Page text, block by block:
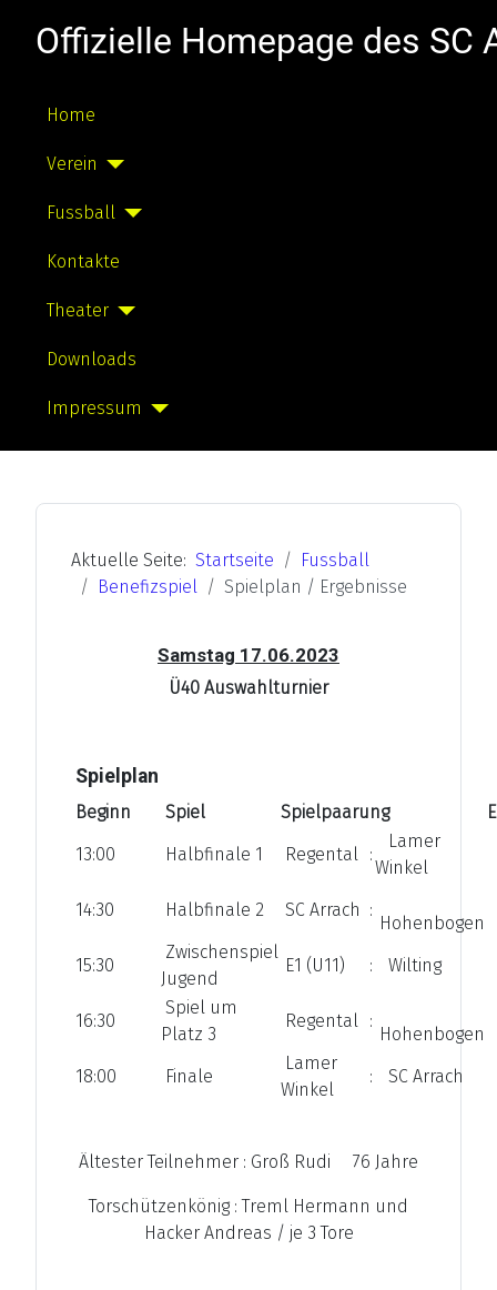
Offizielle Homepage des SC
Home
Verein
Fussball
Kontakte
Theater
Downloads
Impressum
Aktuelle Seite: Startseite
Fussball
Benefizspiel
Spielplan / Ergebnisse
Samstag 17.06.2023
Ü40 Auswahlturnier
Spielplan
Beginn Spiel Spielpaarung
13:00
Halbfinale 1 Regental :
Lamer
Winkel
14:30 Halbfinale 2 SC Arrach :
Hohenbogen
15:30
Zwischenspiel
Jugend
E1 (U11) : Wilting
16:30
Spiel um
Platz 3
Regental :
Hohenbogen
18:00 Finale
Lamer
Winkel
: SC Arrach
Ältester Teilnehmer : Groß Rudi 76 Jahre
Torschützenkönig : Treml Hermann und
Hacker Andreas / je 3 Tore